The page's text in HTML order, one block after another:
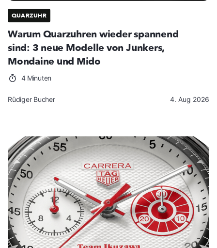
QUARZUHR
Warum Quarzuhren wieder spannend
sind: 3 neue Modelle von Junkers,
Mondaine und Mido
4 Minuten
Rüdiger Bucher 4. Aug 2026